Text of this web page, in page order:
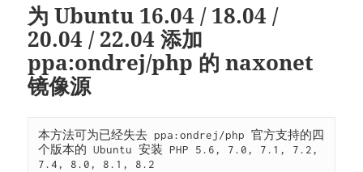
为 Ubuntu 16.04 / 18.04 /
20.04 / 22.04 添加
ppa:ondrej/php 的 naxonet
镜像源
本方法可为已经失去 ppa:ondrej/php 官方支持的四
个版本的 Ubuntu 安装 PHP 5.6, 7.0, 7.1, 7.2,
7.4, 8.0, 8.1, 8.2